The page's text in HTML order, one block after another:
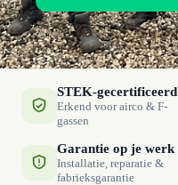
STEK-gecertificeerd
Erkend voor airco & F-
gassen
Garantie op je werk
Installatie, reparatie &
fabrieksgarantie